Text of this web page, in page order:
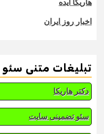
هاریکا ایده
اخبار روز ایران
تبلیغات متنی
دکتر هاریکا
سئو تضمینی سایت